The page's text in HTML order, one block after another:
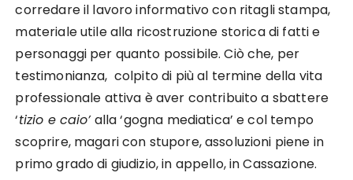
corredare il lavoro informativo con ritagli stampa,
materiale utile alla ricostruzione storica di fatti e
personaggi per quanto possibile. Ciò che, per
testimonianza, colpito di più al termine della vita
professionale attiva è aver contribuito a sbattere
‘tizio e caio’alla ‘gogna mediatica’ e col tempo
scoprire, magari con stupore, assoluzioni piene in
primo grado di giudizio, in appello, in Cassazione.